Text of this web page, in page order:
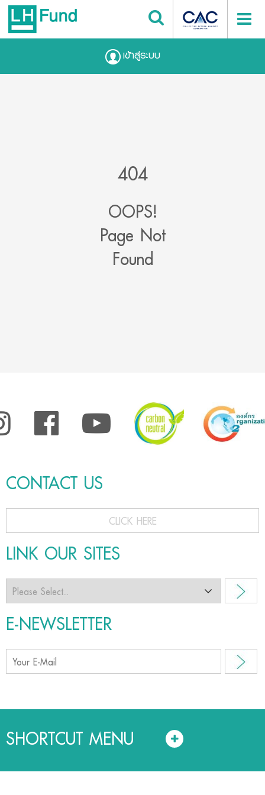
เข้าสู่ระบบ
404
OOPS!
Page Not
Found
CONTACT US
CLICK HERE
LINK OUR SITES
E-NEWSLETTER
SHORTCUT MENU